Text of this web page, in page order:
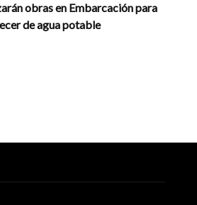
obras en Embarcación para
de agua potable